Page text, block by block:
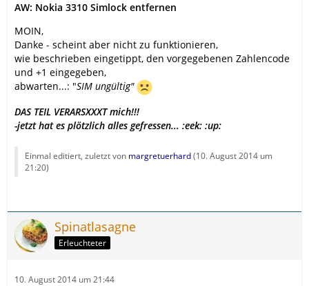
AW: Nokia 3310 Simlock entfernen
MOIN,
Danke - scheint aber nicht zu funktionieren,
wie beschrieben eingetippt, den vorgegebenen Zahlencode
und +1 eingegeben,
abwarten...: "SIM ungültig"
DAS TEIL VERARSXXXT mich!!!
-jetzt hat es plötzlich alles gefressen... :eek: :up:
Einmal editiert, zuletzt von margretuerhard(10. August 2014 um
21:20)
Spinatlasagne
Erleuchteter
10. August 2014 um 21:44